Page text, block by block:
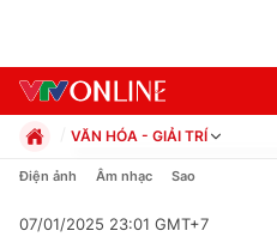
VĂN HÓA - GIẢI TRÍ
Chính trị
Pháp luật
Điện ảnh Âm nhạc Sao
07/01/2025 23:01 GMT+7